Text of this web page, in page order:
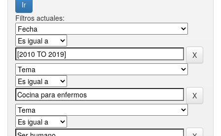
Filtros actuales: